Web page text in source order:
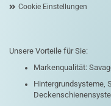
Cookie Einstellungen
Unsere Vorteile für Sie:
Markenqualität:
Hintergrundsysteme,